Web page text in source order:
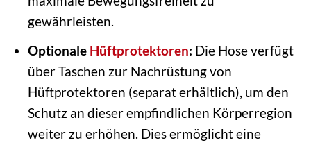
gewährleisten.
Optionale Hüftprotektoren: Die Hose verfügt
über Taschen zur Nachrüstung von
Hüftprotektoren (separat erhältlich), um den
Schutz an dieser empfindlichen Körperregion
weiter zu erhöhen. Dies ermöglicht eine